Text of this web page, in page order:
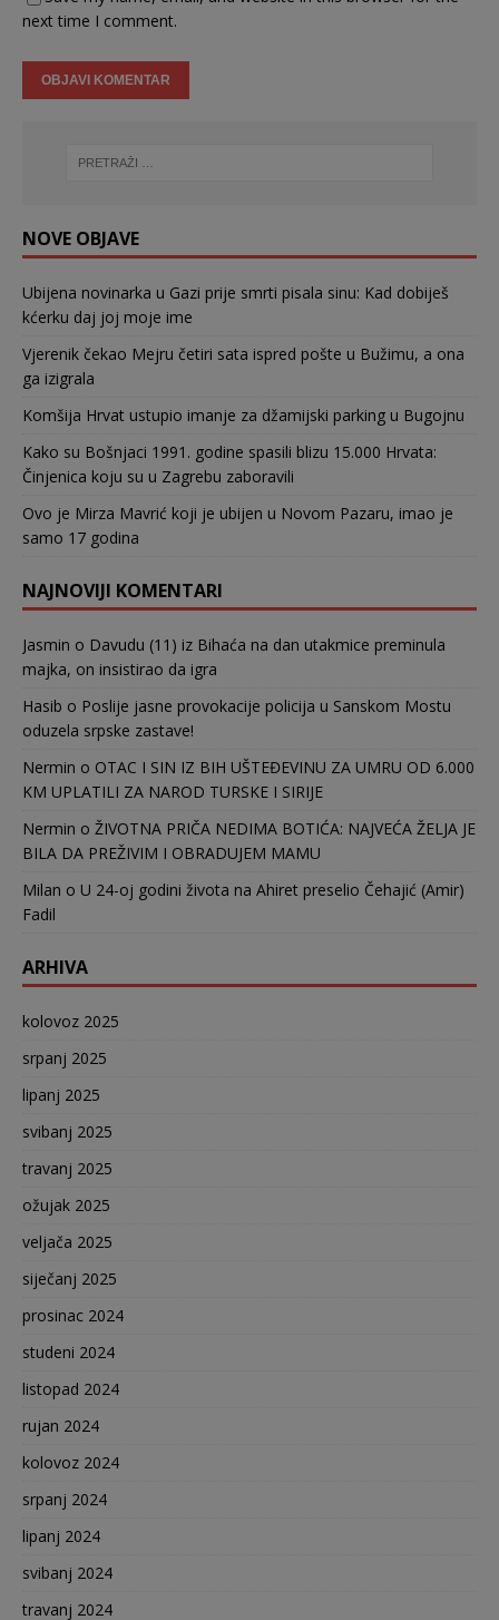
next time I comment.
NOVE OBJAVE
Ubijena novinarka u Gazi prije smrti pisala sinu: Kad dobiješ
kćerku daj joj moje ime
Vjerenik čekao Mejru četiri sata ispred pošte u Bužimu, a ona
ga izigrala
Komšija Hrvat ustupio imanje za džamijski parking u Bugojnu
Kako su Bošnjaci 1991. godine spasili blizu 15.000 Hrvata:
Činjenica koju su u Zagrebu zaboravili
Ovo je Mirza Mavrić koji je ubijen u Novom Pazaru, imao je
samo 17 godina
NAJNOVIJI KOMENTARI
Jasmin o Davudu (11) iz Bihaća na dan utakmice preminula
majka, on insistirao da igra
Hasib o Poslije jasne provokacije policija u Sanskom Mostu
oduzela srpske zastave!
Nermin o OTAC I SIN IZ BIH UŠTEĐEVINU ZA UMRU OD 6.000
KM UPLATILI ZA NAROD TURSKE I SIRIJE
Nermin o ŽIVOTNA PRIČA NEDIMA BOTIĆA: NAJVEĆA ŽELJA JE
BILA DA PREŽIVIM I OBRADUJEM MAMU
Milan o U 24-oj godini života na Ahiret preselio Čehajić (Amir)
Fadil
ARHIVA
kolovoz 2025
srpanj 2025
lipanj 2025
svibanj 2025
travanj 2025
ožujak 2025
veljača 2025
siječanj 2025
prosinac 2024
studeni 2024
listopad 2024
rujan 2024
kolovoz 2024
srpanj 2024
lipanj 2024
svibanj 2024
travanj 2024